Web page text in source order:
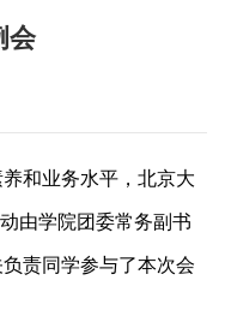
会
和业务水平，北京大
由学院团委常务副书
责同学参与了本次会